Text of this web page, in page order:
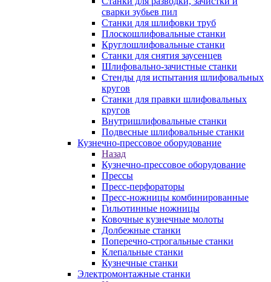
сварки зубьев пил
Станки для шлифовки труб
Плоскошлифовальные станки
Круглошлифовальные станки
Станки для снятия заусенцев
Шлифовально-зачистные станки
Стенды для испытания шлифовальных
кругов
Станки для правки шлифовальных
кругов
Внутришлифовальные станки
Подвесные шлифовальные станки
Кузнечно-прессовое оборудование
Назад
Кузнечно-прессовое оборудование
Прессы
Пресс-перфораторы
Пресс-ножницы комбинированные
Гильотинные ножницы
Ковочные кузнечные молоты
Долбежные станки
Поперечно-строгальные станки
Клепальные станки
Кузнечные станки
Электромонтажные станки